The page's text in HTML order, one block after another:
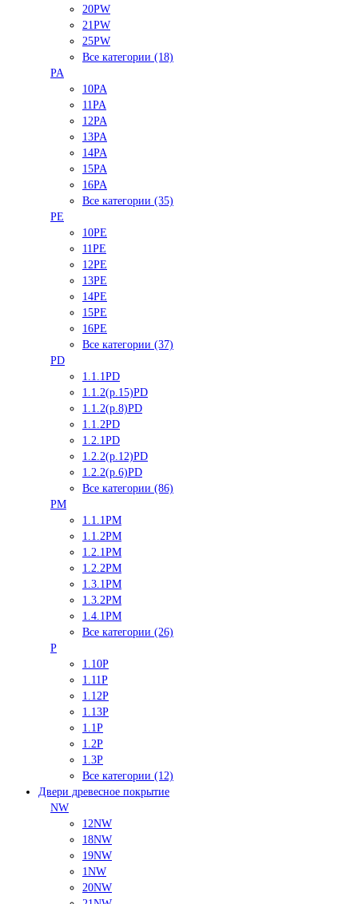
20PW
21PW
25PW
Все категории (18)
PA
10PA
11PA
12PA
13PA
14PA
15PA
16PA
Все категории (35)
PE
10PE
11PE
12PE
13PE
14PE
15PE
16PE
Все категории (37)
PD
1.1.1PD
1.1.2(р.15)PD
1.1.2(р.8)PD
1.1.2PD
1.2.1PD
1.2.2(р.12)PD
1.2.2(р.6)PD
Все категории (86)
PM
1.1.1PM
1.1.2PM
1.2.1PM
1.2.2PM
1.3.1PM
1.3.2PM
1.4.1PM
Все категории (26)
P
1.10P
1.11P
1.12P
1.13P
1.1P
1.2P
1.3P
Все категории (12)
Двери древесное покрытие
NW
12NW
18NW
19NW
1NW
20NW